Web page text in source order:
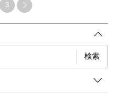
シートは前回にも増して高密度）
3
検索